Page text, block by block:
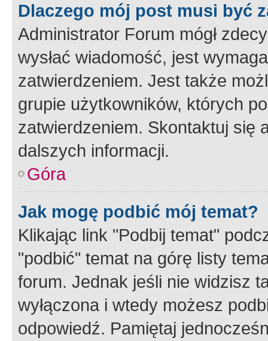
Dlaczego mój post musi być
Administrator Forum mógł
wysłać wiadomość, jest
zatwierdzeniem. Jest także
grupie użytkowników, których
zatwierdzeniem. Skontaktuj się
dalszych informacji.
Góra
Jak mogę podbić mój temat?
Klikając link "Podbij temat"
"podbić" temat na górę listy
forum. Jednak jeśli nie widzisz
wyłączona i wtedy możesz
odpowiedź. Pamiętaj